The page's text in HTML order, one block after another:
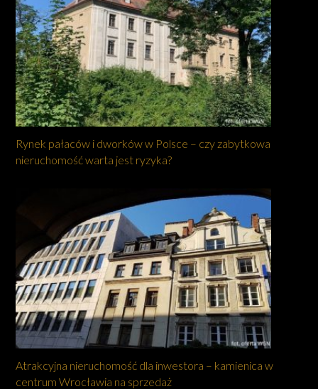
Rynek pałaców i dworków w Polsce – czy zabytkowa
nieruchomość warta jest ryzyka?
Atrakcyjna nieruchomość dla inwestora – kamienica w
centrum Wrocławia na sprzedaż